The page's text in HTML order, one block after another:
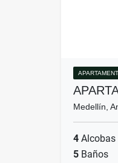
Medellín,
4 Alcobas
5 Baños